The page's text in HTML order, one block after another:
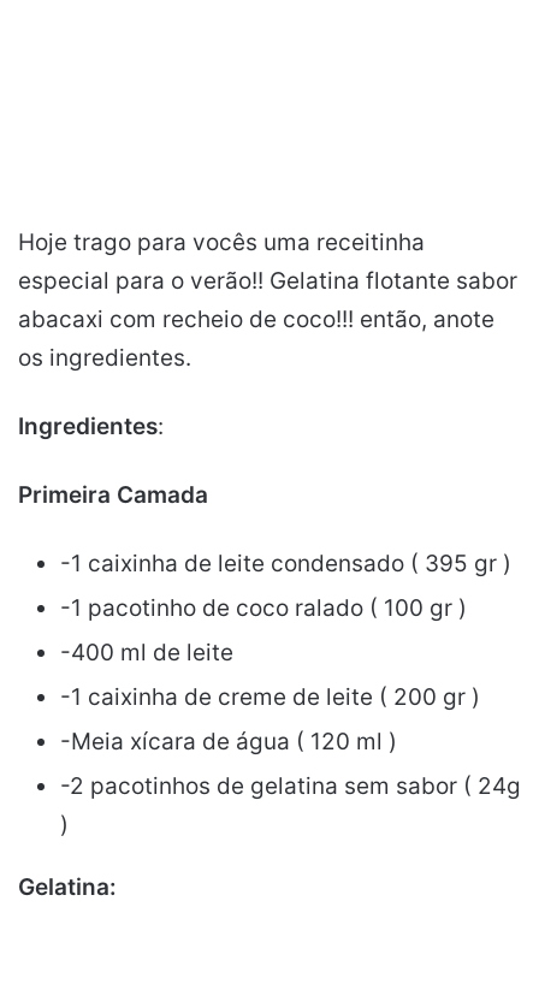
Hoje trago para vocês uma receitinha
especial para o verão!! Gelatina flotante sabor
abacaxi com recheio de coco!!! então, anote
os ingredientes.
Ingredientes:
Primeira Camada
-1 caixinha de leite condensado ( 395 gr )
-1 pacotinho de coco ralado ( 100 gr )
-400 ml de leite
-1 caixinha de creme de leite ( 200 gr )
-Meia xícara de água ( 120 ml )
-2 pacotinhos de gelatina sem sabor ( 24g
)
Gelatina: